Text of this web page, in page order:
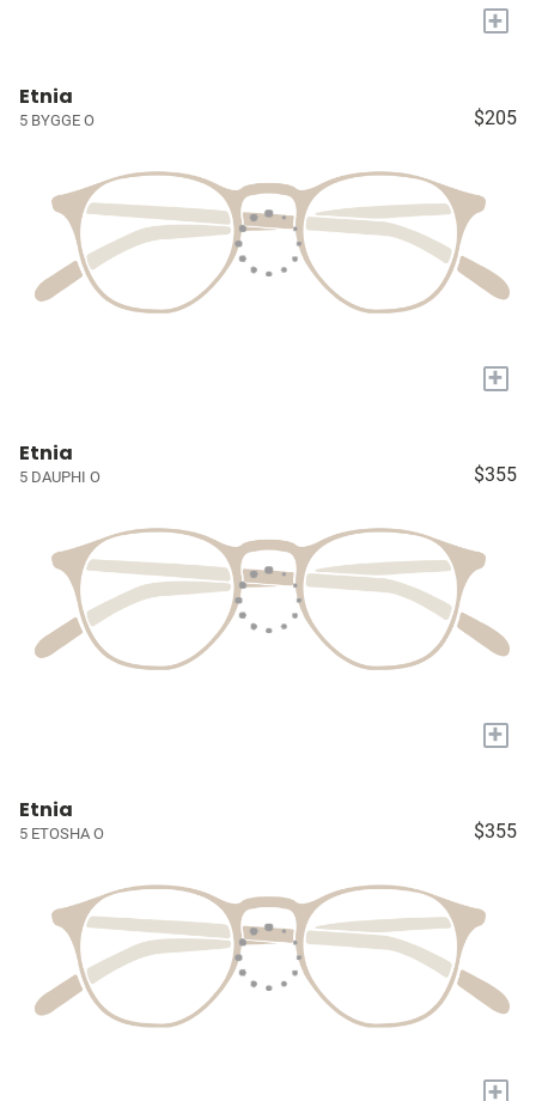
+
Etnia
5 BYGGE O $205
+
Etnia
5 DAUPHI O $355
+
Etnia
5 ETOSHA O $355
+